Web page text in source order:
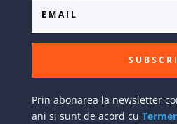
Prin abonarea la newsletter
ani si sunt de acord cu